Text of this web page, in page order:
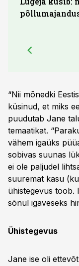
“Nii mõnedki
küsinud, et miks
puudutab Jane
temaatikat.
vähem igaüks
sobivas suunas
ei ole paljudel
suuremat kasu
ühistegevus toob.
sõnul igaveseks
Ühistegevus
Jane ise oli